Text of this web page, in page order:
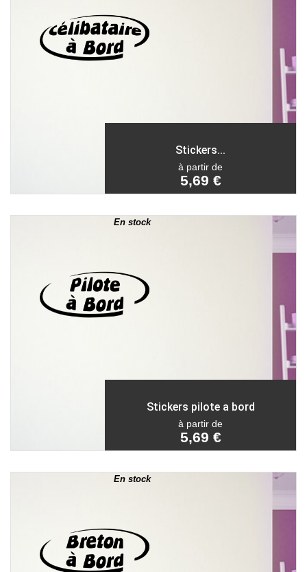
Stickers...
à partir de
5,69 €
En stock
Stickers pilote a bord
à partir de
5,69 €
En stock